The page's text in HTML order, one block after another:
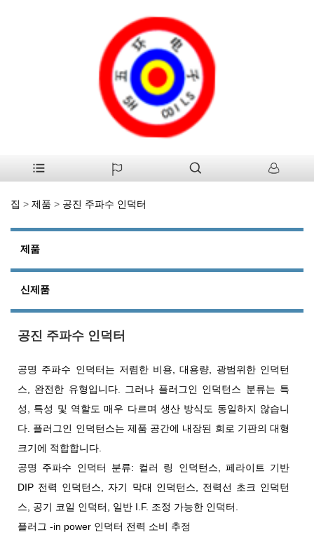
집 > 제품 > 공진 주파수 인덕터
제품
신제품
공진 주파수 인덕터
공명 주파수 인덕터는 저렴한 비용, 대용량, 광범위한 인덕턴
스, 완전한 유형입니다. 그러나 플러그인 인덕턴스 분류는 특
성, 특성 및 역할도 매우 다르며 생산 방식도 동일하지 않습니
다. 플러그인 인덕턴스는 제품 공간에 내장된 회로 기판의 대형
크기에 적합합니다.
공명 주파수 인덕터 분류: 컬러 링 인덕턴스, 페라이트 기반
DIP 전력 인덕턴스, 자기 막대 인덕턴스, 전력선 초크 인덕턴
스, 공기 코일 인덕터, 일반 I.F. 조정 가능한 인덕터.
플러그 -in power 인덕터 전력 소비 추정